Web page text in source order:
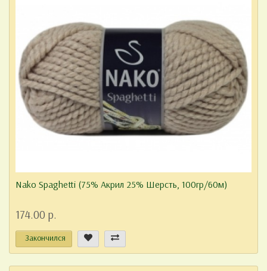
Nako Spaghetti (75% Акрил 25% Шерсть, 100гр/60м)
174.00 р.
Закончился